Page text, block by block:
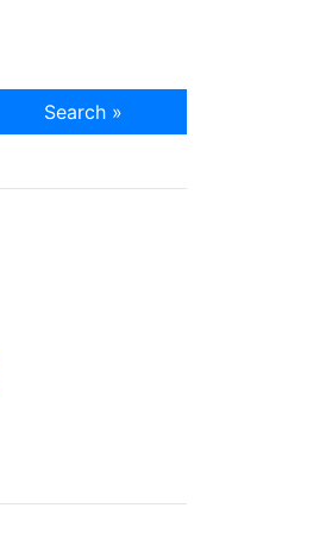
Search »